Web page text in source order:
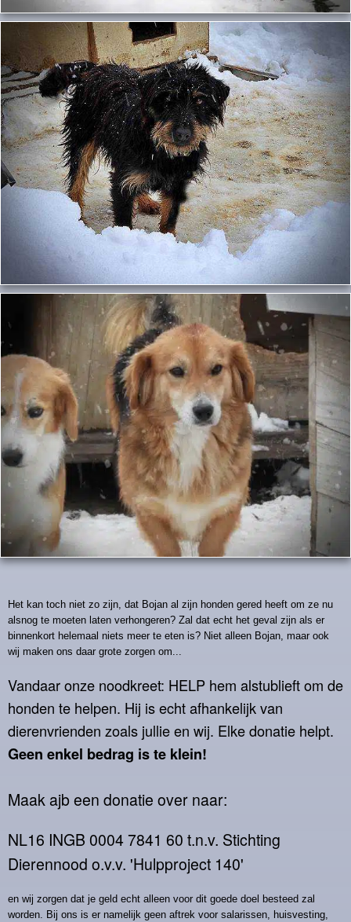
Het kan toch niet zo zijn, dat Bojan al zijn honden gered heeft om ze nu
alsnog te moeten laten verhongeren? Zal dat echt het geval zijn als er
binnenkort helemaal niets meer te eten is? Niet alleen Bojan, maar ook
wij maken ons daar grote zorgen om...
Vandaar onze noodkreet: HELP hem alstublieft om de
honden te helpen. Hij is echt afhankelijk van
dierenvrienden zoals jullie en wij. Elke donatie helpt.
Geen enkel bedrag is te klein!
Maak ajb een donatie over naar:
NL16 INGB 0004 7841 60 t.n.v. Stichting
Dierennood o.v.v. 'Hulpproject 140'
en wij zorgen dat je geld echt alleen voor dit goede doel besteed zal
worden. Bij ons is er namelijk geen aftrek voor salarissen, huisvesting,